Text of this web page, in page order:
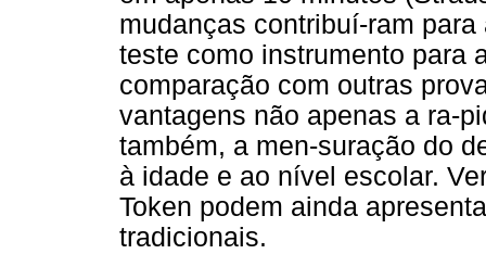
mudanças contribuí-ram
teste como instrumento para
comparação com outras
vantagens não apenas a ra-
também, a men-suração do
à idade e ao nível escolar.
Token podem ainda
tradicionais.